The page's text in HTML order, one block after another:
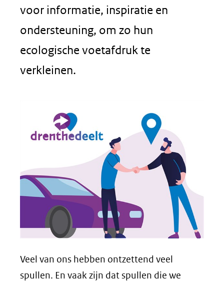
voor informatie, inspiratie en
ondersteuning, om zo hun
ecologische voetafdruk te
verkleinen.
Veel van ons hebben ontzettend veel
spullen. En vaak zijn dat spullen die we